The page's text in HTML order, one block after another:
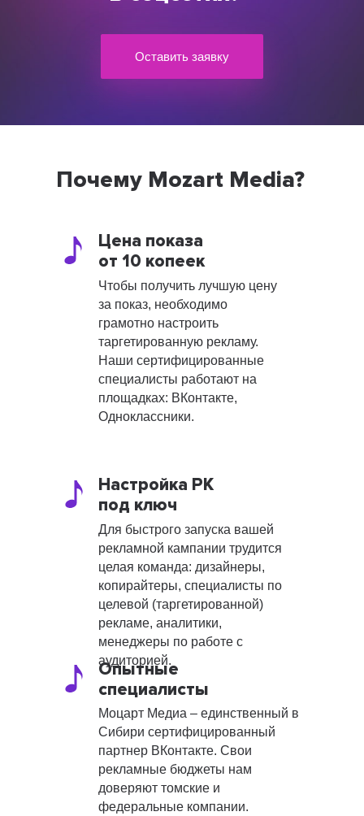
Оставить заявку
Почему Mozart Media?
Цена показа
от 10 копеек
Чтобы получить лучшую цену
за показ, необходимо
грамотно настроить
таргетированную рекламу.
Наши сертифицированные
специалисты работают на
площадках: ВКонтакте,
Одноклассники.
Настройка РК
под ключ
Для быстрого запуска вашей
рекламной кампании трудится
целая команда: дизайнеры,
копирайтеры, специалисты по
целевой (таргетированной)
рекламе, аналитики,
менеджеры по работе с
аудиторией.
Опытные
специалисты
Моцарт Медиа – единственный в
Сибири сертифицированный
партнер ВКонтакте. Свои
рекламные бюджеты нам
доверяют томские и
федеральные компании.